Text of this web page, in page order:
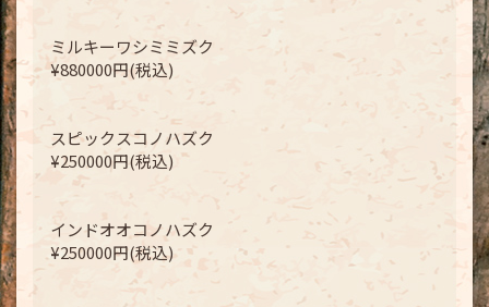
ミルキーワシミミズク
¥880000円(税込)
スピックスコノハズク
¥250000円(税込)
インドオオコノハズク
¥250000円(税込)